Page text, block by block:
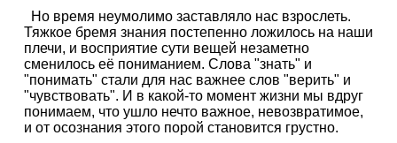
Но время неумолимо заставляло нас взрослеть.
Тяжкое бремя знания постепенно ложилось на наши
плечи, и восприятие сути вещей незаметно
сменилось её пониманием. Слова "знать" и
"понимать" стали для нас важнее слов "верить" и
"чувствовать". И в какой-то момент жизни мы вдруг
понимаем, что ушло нечто важное, невозвратимое,
и от осознания этого порой становится грустно.